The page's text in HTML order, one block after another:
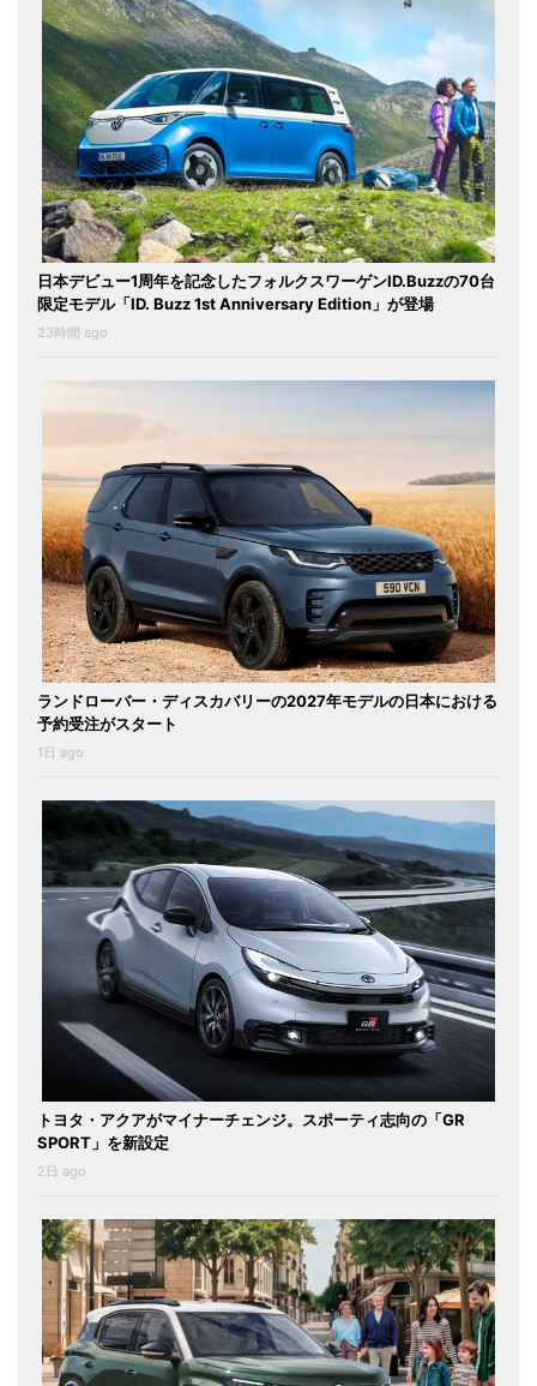
日本デビュー1周年を記念したフォルクスワーゲンID.Buzzの70台
限定モデル「ID. Buzz 1st Anniversary Edition」が登場
23時間 ago
ランドローバー・ディスカバリーの2027年モデルの日本における
予約受注がスタート
1日 ago
トヨタ・アクアがマイナーチェンジ。スポーティ志向の「GR
SPORT」を新設定
2日 ago